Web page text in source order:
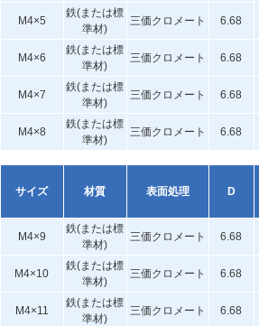
M4×5
鉄(または標
準材)
三価クロメート 6.68
M4×6
鉄(または標
準材)
三価クロメート 6.68
M4×7
鉄(または標
準材)
三価クロメート 6.68
M4×8
鉄(または標
準材)
三価クロメート 6.68
サイズ 材質 表面処理 D
M4×9
鉄(または標
準材)
三価クロメート 6.68
M4×10
鉄(または標
準材)
三価クロメート 6.68
M4×11
鉄(または標
準材)
三価クロメート 6.68